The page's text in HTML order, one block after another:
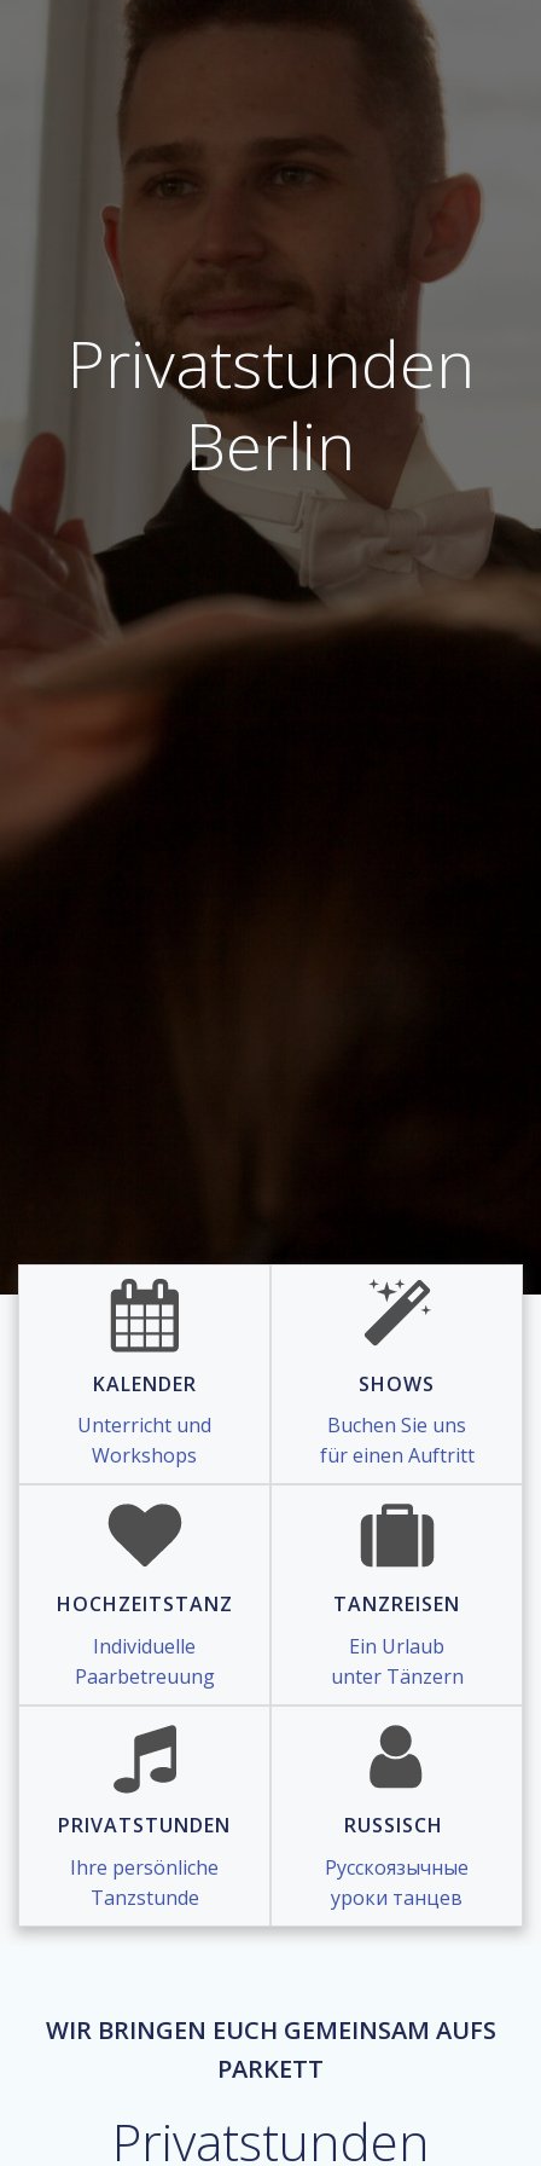
Privatstunden
Berlin
KALENDER
Unterricht und
Workshops
SHOWS
Buchen Sie uns
für einen Auftritt
HOCHZEITSTANZ
Individuelle
Paarbetreuung
TANZREISEN
Ein Urlaub
unter Tänzern
PRIVATSTUNDEN
Ihre persönliche
Tanzstunde
RUSSISCH
Русскоязычные
уроки танцев
WIR BRINGEN EUCH GEMEINSAM AUFS
PARKETT
Privatstunden